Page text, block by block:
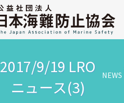
2017/9/19 LRO
ニュース(3)
NEWS